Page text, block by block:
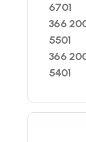
6701
366
5501
366
5401